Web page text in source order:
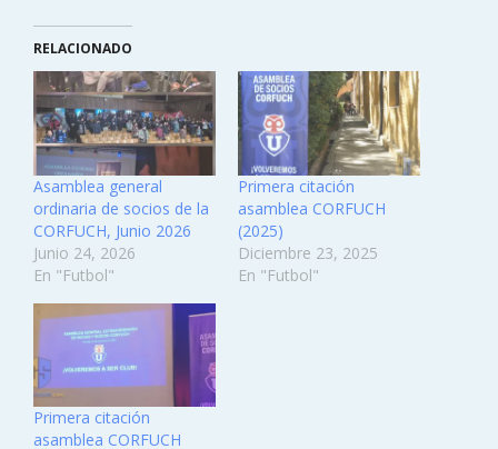
RELACIONADO
Asamblea general
ordinaria de socios de la
CORFUCH, Junio 2026
Junio 24, 2026
En "Futbol"
Primera citación
asamblea CORFUCH
(2025)
Diciembre 23, 2025
En "Futbol"
Primera citación
asamblea CORFUCH